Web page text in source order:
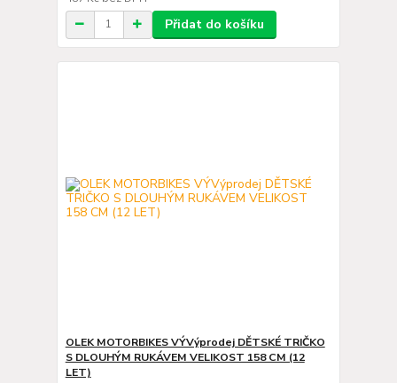
Přidat do košíku
OLEK MOTORBIKES VÝVýprodej DĚTSKÉ TRIČKO
S DLOUHÝM RUKÁVEM VELIKOST 158 CM (12
LET)